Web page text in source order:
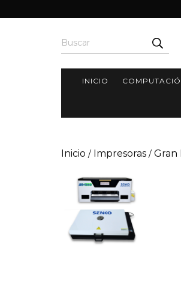
INICIO
Inicio / Impresoras / Gran